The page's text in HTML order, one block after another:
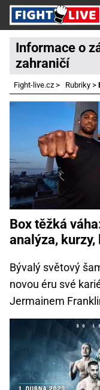
Informace o
zahraničí
Fight-live.cz > Rubriky >
Box těžká
analýza,
Bývalý světový
novou éru své
Jermainem